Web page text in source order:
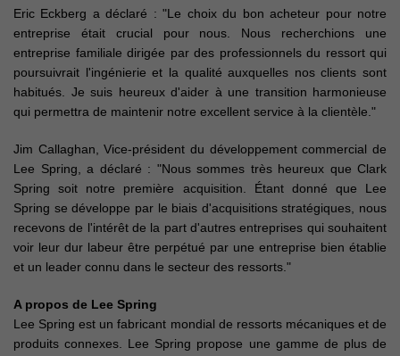
Eric Eckberg a déclaré : "Le choix du bon acheteur pour notre
entreprise était crucial pour nous. Nous recherchions une
entreprise familiale dirigée par des professionnels du ressort qui
poursuivrait l'ingénierie et la qualité auxquelles nos clients sont
habitués. Je suis heureux d'aider à une transition harmonieuse
qui permettra de maintenir notre excellent service à la clientèle."
Jim Callaghan, Vice-président du développement commercial de
Lee Spring, a déclaré : "Nous sommes très heureux que Clark
Spring soit notre première acquisition. Étant donné que Lee
Spring se développe par le biais d'acquisitions stratégiques, nous
recevons de l'intérêt de la part d'autres entreprises qui souhaitent
voir leur dur labeur être perpétué par une entreprise bien établie
et un leader connu dans le secteur des ressorts."
A propos de Lee Spring
Lee Spring est un fabricant mondial de ressorts mécaniques et de
produits connexes. Lee Spring propose une gamme de plus de